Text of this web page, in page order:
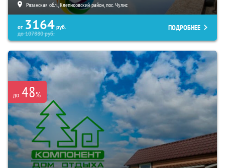
Рязанская обл., Клепиковский район, пос. Чулис
от 3164 руб.
до107880руб.
ПОДРОБНЕЕ
до 48%